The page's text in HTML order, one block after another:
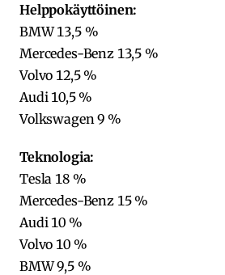
Helppokäyttöinen:
BMW 13,5 %
Mercedes-Benz 13,5 %
Volvo 12,5 %
Audi 10,5 %
Volkswagen 9 %
Teknologia:
Tesla 18 %
Mercedes-Benz 15 %
Audi 10 %
Volvo 10 %
BMW 9,5 %